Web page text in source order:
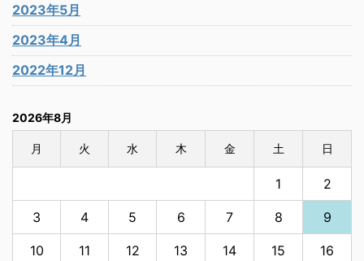
2023年5月
2023年4月
2022年12月
2026年8月
月 火 水 木 金 土 日
1 2
3 4 5 6 7 8 9
10 11 12 13 14 15 16